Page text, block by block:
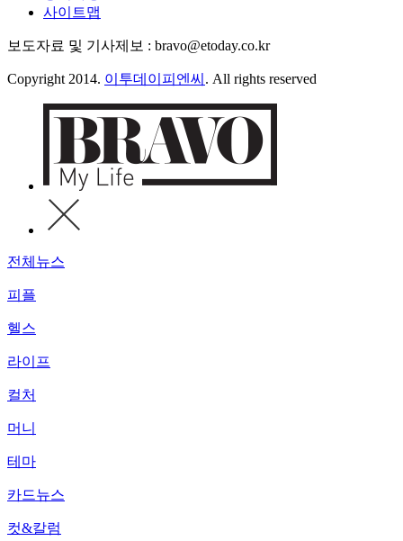
사이트맵
보도자료 및 기사제보 : bravo@etoday.co.kr
Copyright 2014. 이투데이피엔씨 . All rights reserved
전체뉴스
피플
헬스
라이프
컬처
머니
테마
카드뉴스
컷&칼럼